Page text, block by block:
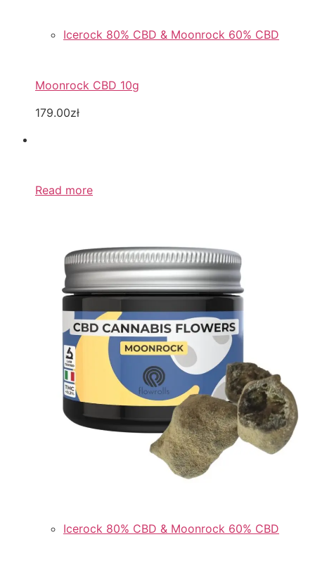
Icerock 80% CBD & Moonrock 60% CBD
Moonrock CBD 10g
179.00zł
Read more
Icerock 80% CBD & Moonrock 60% CBD